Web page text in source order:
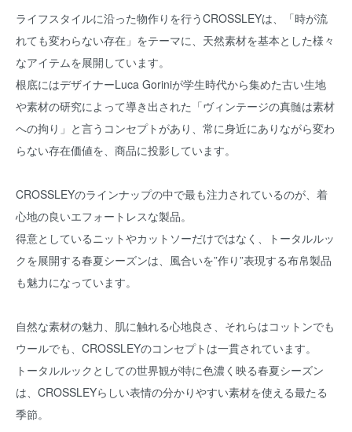
ライフスタイルに沿った物作りを行うCROSSLEYは、「時が流
れても変わらない存在」をテーマに、天然素材を基本とした様々
なアイテムを展開しています。
根底にはデザイナーLuca Goriniが学生時代から集めた古い生地
や素材の研究によって導き出された「ヴィンテージの真髄は素材
への拘り」と言うコンセプトがあり、常に身近にありながら変わ
らない存在価値を、商品に投影しています。
CROSSLEYのラインナップの中で最も注力されているのが、着
心地の良いエフォートレスな製品。
得意としているニットやカットソーだけではなく、トータルルッ
クを展開する春夏シーズンは、風合いを”作り”表現する布帛製品
も魅力になっています。
自然な素材の魅力、肌に触れる心地良さ、それらはコットンでも
ウールでも、CROSSLEYのコンセプトは一貫されています。
トータルルックとしての世界観が特に色濃く映る春夏シーズン
は、CROSSLEYらしい表情の分かりやすい素材を使える最たる
季節。